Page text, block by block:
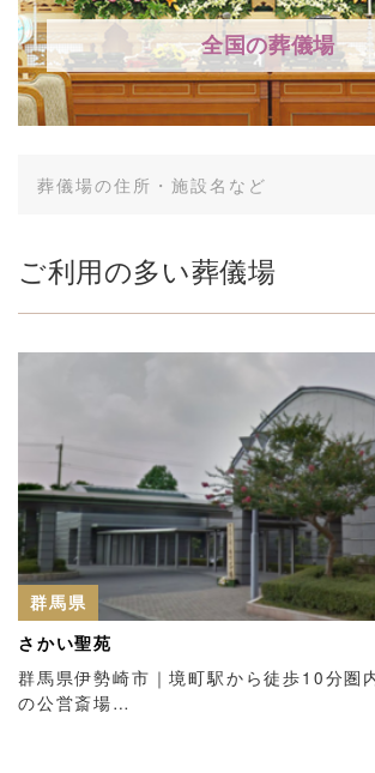
全国の葬儀場
ご利用の多い葬儀場
群馬県
さかい聖苑
群馬県伊勢崎市｜境町駅から徒歩10分圏
の公営斎場…